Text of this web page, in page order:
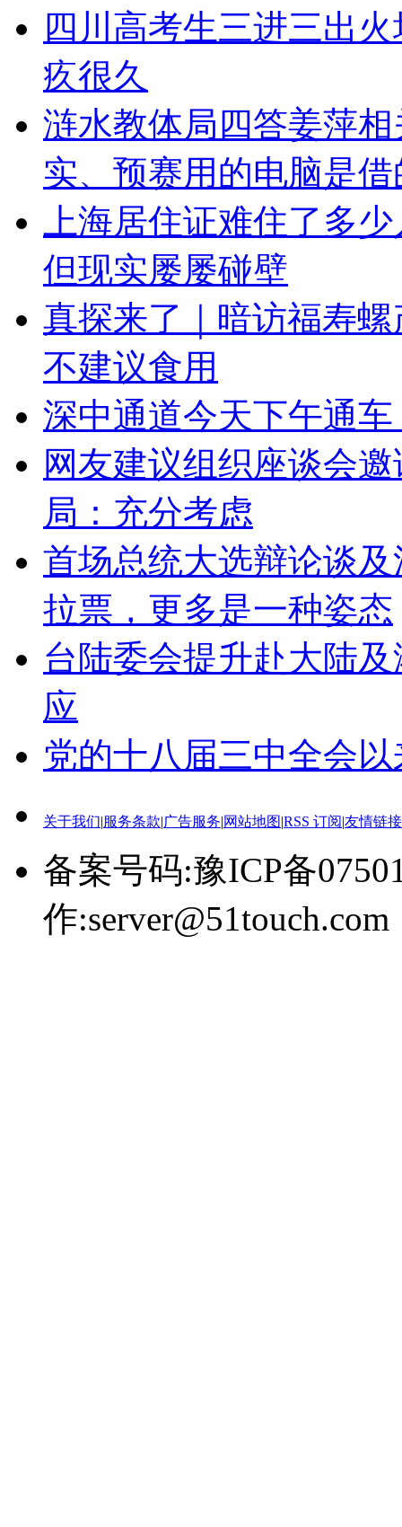
四川高考生三进三出
疚很久
涟水教体局四答姜萍
实、预赛用的电脑是借
上海居住证难住了多
但现实屡屡碰壁
真探来了｜暗访福寿
不建议食用
深中通道今天下午通
网友建议组织座谈会
局：充分考虑
首场总统大选辩论谈
拉票，更多是一种姿态
台陆委会提升赴大陆
应
党的十八届三中全会
关于我们|服务条款|广告服务|网站地图|RSS 订阅|友情链接
备案号码:豫ICP备
作:server@51touch.com